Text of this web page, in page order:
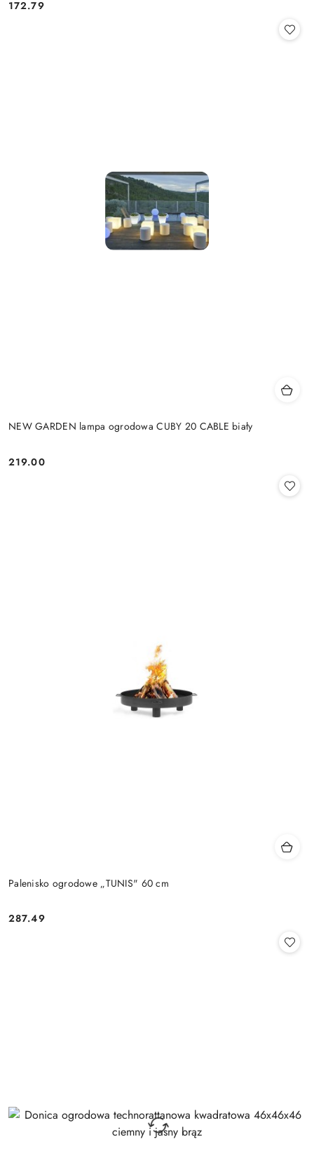
Cena:
172.79
NEW GARDEN lampa ogrodowa CUBY 20 CABLE biały
Cena:
219.00
Palenisko ogrodowe „TUNIS" 60 cm
Cena:
287.49